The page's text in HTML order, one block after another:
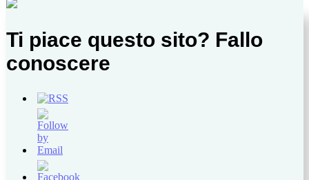
Ti piace questo sito? Fallo
conoscere